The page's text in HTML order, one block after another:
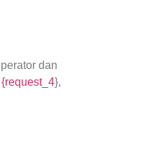
dan
{request_4},